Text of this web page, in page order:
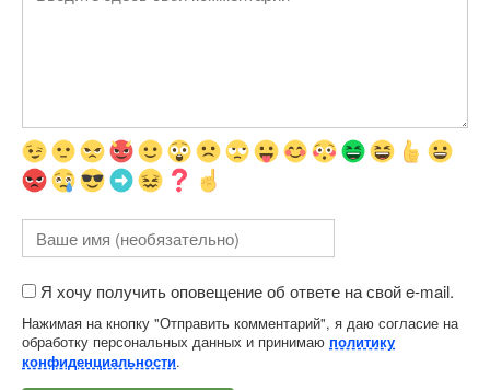
Я хочу получить оповещение об ответе на свой e-mail.
Нажимая на кнопку "Отправить комментарий", я даю согласие на
обработку персональных данных и принимаю политику
конфиденциальности.